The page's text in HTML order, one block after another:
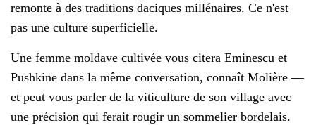
remonte à des traditions daciques millénaires. Ce n'est
pas une culture superficielle.
Une femme moldave cultivée vous citera Eminescu et
Pushkine dans la même conversation, connaît Molière —
et peut vous parler de la viticulture de son village avec
une précision qui ferait rougir un sommelier bordelais.